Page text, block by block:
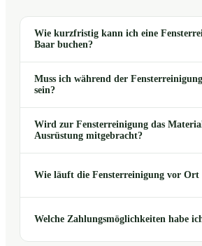
Wie kurzfristig kann ich eine
Baar buchen?
Muss ich während der
sein?
Wird zur Fensterreinigung das
Ausrüstung mitgebracht?
Wie läuft die Fensterreinigung vor Ort
Welche Zahlungsmöglichkeiten habe